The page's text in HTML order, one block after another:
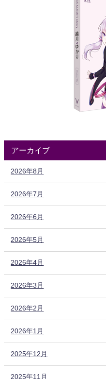
アーカイブ
2026年8月
2026年7月
2026年6月
2026年5月
2026年4月
2026年3月
2026年2月
2026年1月
2025年12月
2025年11月